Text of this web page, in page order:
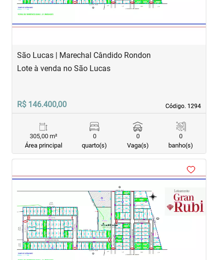
São Lucas | Marechal Cândido Rondon
Código. 1294
Código. 1294
Lote à venda no São Lucas
R$ 146.400,00
305,00 m²
Área principal
0
quarto(s)
0
Vaga(s)
0
banho(s)
‹Previous